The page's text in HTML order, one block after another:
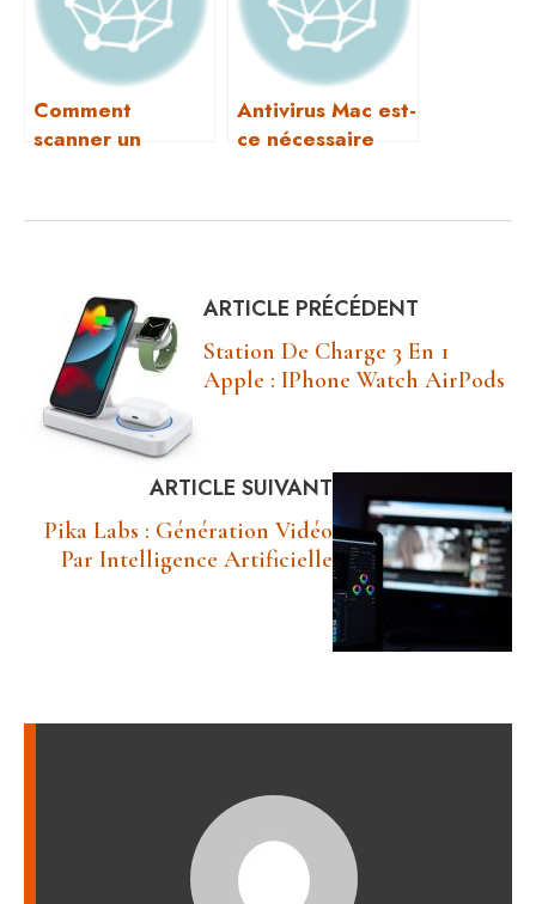
Comment
scanner un
Antivirus Mac est-
ce nécessaire
ARTICLE PRÉCÉDENT
Station De Charge 3 En 1
Apple : IPhone Watch AirPods
ARTICLE SUIVANT
Pika Labs : Génération Vidéo
Par Intelligence Artificielle